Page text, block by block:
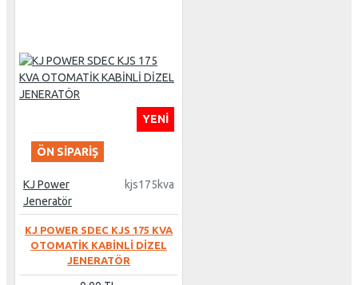
YENI
ÖN SIPARIŞ
KJ Power
Jeneratör
kjs175kva
KJ POWER SDEC KJS 175 KVA
OTOMATİK KABİNLİ DİZEL
JENERATÖR